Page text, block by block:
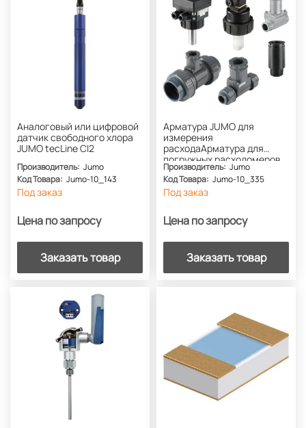
Аналоговый или цифровой
датчик свободного хлора
JUMO tecLine Cl2
Производитель: Jumo
Код Товара: Jumo-10_143
Под заказ
Цена по запросу
Заказать товар
Арматура JUMO для
измерения
расходаАрматура для
погружных расходомеров
Производитель: Jumo
Код Товара: Jumo-10_335
Под заказ
Цена по запросу
Заказать товар